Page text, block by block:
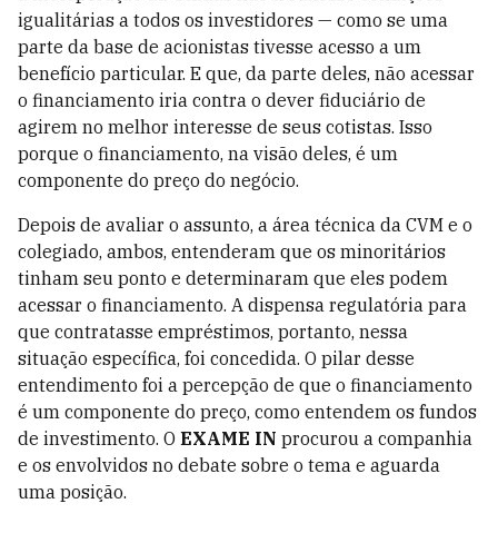
igualitárias a todos os investidores — como se uma
parte da base de acionistas tivesse acesso a um
benefício particular. E que, da parte deles, não acessar
o financiamento iria contra o dever fiduciário de
agirem no melhor interesse de seus cotistas. Isso
porque o financiamento, na visão deles, é um
componente do preço do negócio.
Depois de avaliar o assunto, a área técnica da CVM e o
colegiado, ambos, entenderam que os minoritários
tinham seu ponto e determinaram que eles podem
acessar o financiamento. A dispensa regulatória para
que contratasse empréstimos, portanto, nessa
situação específica, foi concedida. O pilar desse
entendimento foi a percepção de que o financiamento
é um componente do preço, como entendem os fundos
de investimento. O EXAME IN procurou a companhia
e os envolvidos no debate sobre o tema e aguarda
uma posição.